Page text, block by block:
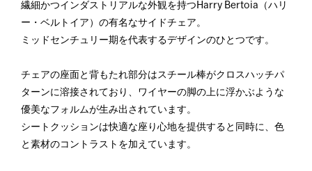
繊細かつインダストリアルな外観を持つHarry Bertoia（ハリ
ー・ベルトイア）の有名なサイドチェア。
ミッドセンチュリー期を代表するデザインのひとつです。
チェアの座面と背もたれ部分はスチール棒がクロスハッチパ
ターンに溶接されており、ワイヤーの脚の上に浮かぶような
優美なフォルムが生み出されています。
シートクッションは快適な座り心地を提供すると同時に、色
と素材のコントラストを加えています。